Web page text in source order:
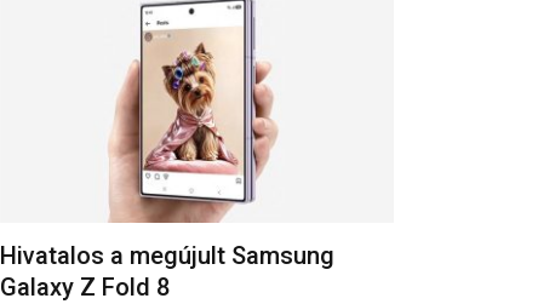
Hivatalos a megújult Samsung
Galaxy Z Fold 8